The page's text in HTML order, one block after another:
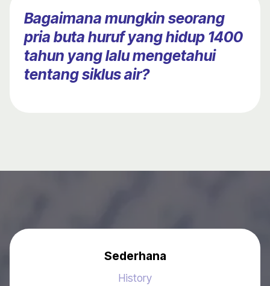
Bagaimana mungkin seorang
pria buta huruf yang hidup 1400
tahun yang lalu mengetahui
tentang siklus air?
Sederhana
History